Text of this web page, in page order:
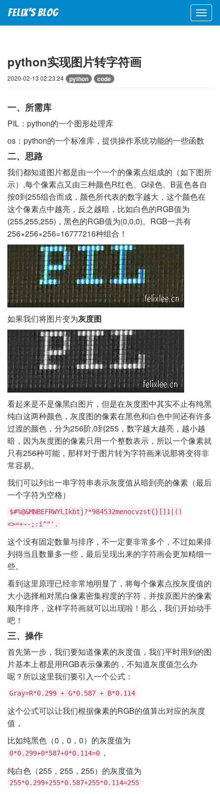
Felix's blog
python实现图片转字符画
2020-02-13 02:23:24 python code
一、所需库
PIL：python的一个图形处理库
os：python的一个标准库，提供操作系统功能的一些函数
二、思路
我们都知道图片都是由一个一个的像素点组成的（如下图所
示）,每个像素点又由三种颜色R红色、G绿色、B蓝色各自
按0到255组合而成，颜色所代表的数字越大，这个颜色在
这个像素点中越亮，反之越暗，比如白色的RGB值为
(255,255,255)，黑色的RGB值为(0,0,0)。RGB一共有
256×256×256=16777216种组合！
如果我们将图片变为灰度图
看起来是不是像黑白图片，但是在灰度图中其实不止有纯黑
纯白这两种颜色，灰度图的像素在黑色和白色中间还有许多
过渡的颜色，分为256阶,0到255，数字越大越亮，越小越
暗，因为灰度图的像素只用一个整数表示，所以一个像素就
只有256种可能，那样对于图片转为字符画来说那将变得非
常容易。
我们可以列出一串字符串表示灰度值从暗到亮的像素（最后
一个字符为空格）
$#%@&MNBEFRWYLIkbtj?*984532menocvzst{}[]1|()
<>=+~-;:i^"'.
这个没有固定数量与排序，不一定要非常多个，不过如果排
列得当且数量多一些，最后呈现出来的字符画会更加精细一
些。
看到这里原理已经非常地明显了，将每个像素点按灰度值的
大小选择相对黑白像素密集程度的字符，并按原图片的像素
顺序排序，这样字符画就可以出现啦！那么，我们开始动手
吧！
三、操作
首先第一步，我们要知道像素的灰度值，我们平时用到的图
片基本上都是用RGB表示像素的，不知道灰度值怎么办
呢？所以这里我们要引入一个公式：
Gray=R*0.299 + G*0.587 + B*0.114
这个公式可以让我们根据像素的RGB的值算出对应的灰度
值，
比如纯黑色（0，0，0）的灰度值为
0*0.299+0*587+0*0.114=0 ,
纯白色（255，255，255）的灰度值为
255*0.299+255*0.587+255*0.114=255